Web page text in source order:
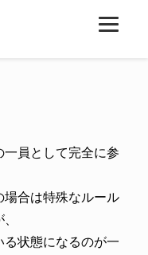
員として完全に参
場合は特殊なルール
状態になるのが一